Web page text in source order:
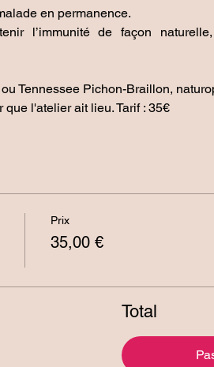
en permanence.
l’immunité de façon
Tennessee Pichon-Braillon,
l'atelier ait lieu. Tarif : 35€
Prix
35,00 €
Total